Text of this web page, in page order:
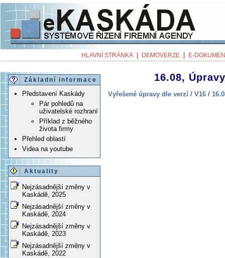
HLAVNÍ STRÁNKA DEMOVERZE E-
Základní informace
Představení Kaskády
Pár pohledů na
uživatelské rozhraní
Příklad z běžného
života firmy
Přehled oblastí
Videa na youtube
Aktuality
Nejzásadnější změny v
Kaskádě, 2025
Nejzásadnější změny v
Kaskádě, 2024
Nejzásadnější změny v
Kaskádě, 2023
Nejzásadnější změny v
Kaskádě, 2022
16.08,
Vyřešené úpravy dle verzí / V16 /